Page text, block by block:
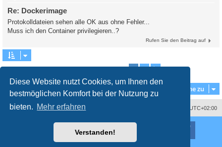
Diese Website nutzt Cookies, um Ihnen den
bestmöglichen Komfort bei der Nutzung zu
bieten. Mehr erfahren
Verstanden!
Re: Dockerimage
Protokolldateien sehen alle OK aus ohne Fehler...
Muss ich den Container privilegieren..?
Rufen Sie den Beitrag auf
1 2
Gehe zu
UTC+02:00
Impressum
Nutzungsbedingungen Datenschutzerklärung
® Forum Software © phpBB Limited
Mazeltof2017